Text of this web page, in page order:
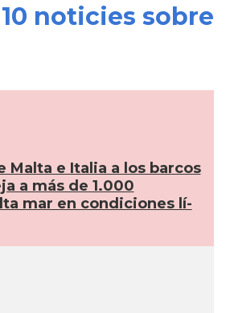
noticies sobre
Malta e Italia a los barcos
a más de 1.000
mar en condiciones lí­